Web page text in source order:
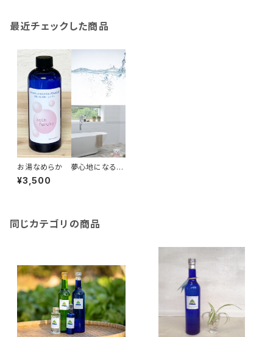
最近チェックした商品
お湯なめらか 夢心地になるバ
スリキッド お掃除までラクにな
る！ 天然 無添加 バスふる
¥3,500
同じカテゴリの商品